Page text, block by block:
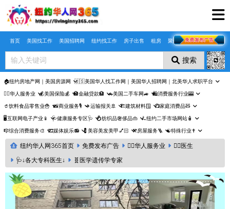
Skip to main content
首页 美国找工作 美国招聘网 纽约找工作 房子出售 租房 聚合页
搜索
🏠纽约房地产网｜美国房源网 🇺🇸美国华人找工作网｜美国华人招聘网｜北美华人求职平台
🤵‍♀️华人服务业 💰美国保险💰 🏦金融贷款🏦 🚗美国二手车网🚙 🛍️消费服务行业🎰
🥤饮料食品零售业🍟 📸商业服务🎙️ ✈️运输报关🚢 🏗️建筑材料🪟 📺家庭消费品🧸
🖥️互联网电子产业📱 🩺健康服务专区🩺 💍纺织品奢侈品👜 🛴纽约二手市场网站🧴
🎼综合消费服务🎨 🎞️媒体娱乐📻 💈美容美发美甲💅🏻 ⚒️房屋服务🪜 ☯️特殊行业✝️
纽约华人网365首页 免费发布广告 🤵‍♀️华人服务业
👩‍⚕️医生
🩺↓各大专科医生↓
🧬医学遗传学专家